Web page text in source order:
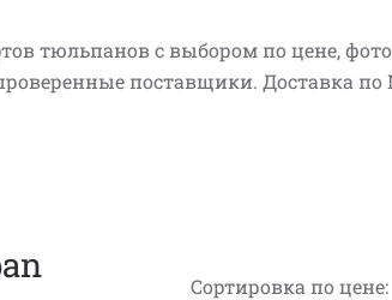
тюльпанов с выбором по цене,
поставщики. Доставка
Сортировка по цене: